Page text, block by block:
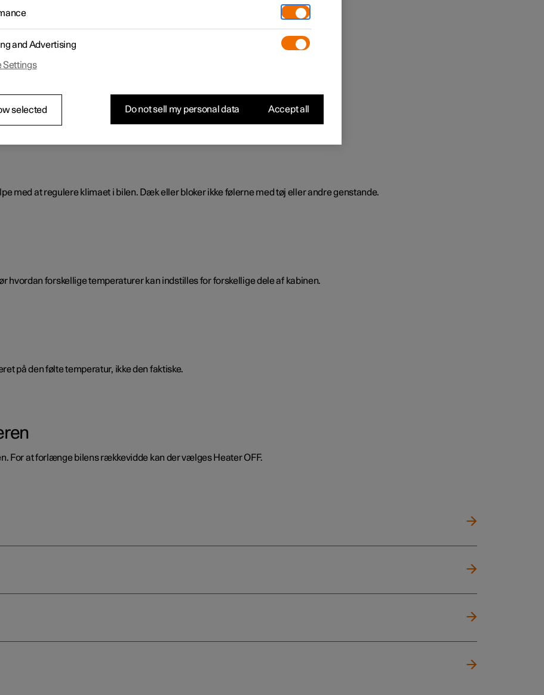
afkøler/opvarmer og affugter luften i kabinen.
kun udføres af et autoriseret værksted.
med at regulere klimaet i bilen. Dæk eller bloker ikke følerne med tøj eller andre genstande.
hvordan forskellige temperaturer kan indstilles for forskellige dele af kabinen.
på den følte temperatur, ikke den faktiske.
For at forlænge bilens rækkevidde kan der vælges Heater OFF.
and Advertising
Settings
selected Do not sell my personal data Accept all